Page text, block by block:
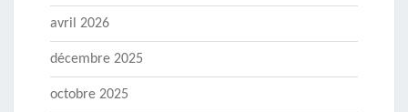
avril 2026
décembre 2025
octobre 2025